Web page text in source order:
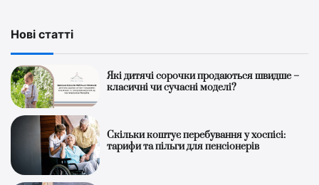
Нові статті
Які дитячі сорочки продаються швидше –
класичні чи сучасні моделі?
Скільки коштує перебування у хоспісі:
тарифи та пільги для пенсіонерів